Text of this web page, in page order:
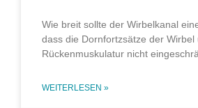
Wie breit sollte der Wirbelkanal
dass die Dornfortzsätze der Wirbel
Rückenmuskulatur nicht
WEITERLESEN »